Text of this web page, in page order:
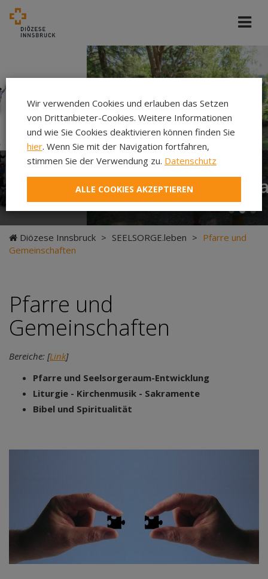
Cincelli/
Neuer Pilgerweg Via
Laudato si’
Diözese Innsbruck > SEELSORGE.leben > Pfarre und
Gemeinschaften
Pfarre und
Gemeinschaften
Bereiche: [Link]
Pfarre und Seelsorgeraum-Entwicklung
Liturgie - Kirchenmusik - Sakramente
Bibel und Spiritualität
Wir verwenden Cookies und erlauben das Setzen
von Drittanbieter-Cookies. Weitere Informationen
und wie Sie Cookies deaktivieren können finden Sie
hier. Wenn Sie mit der Navigation fortfahren,
stimmen Sie der Verwendung zu. Datenschutz
ALLE COOKIES AKZEPTIEREN